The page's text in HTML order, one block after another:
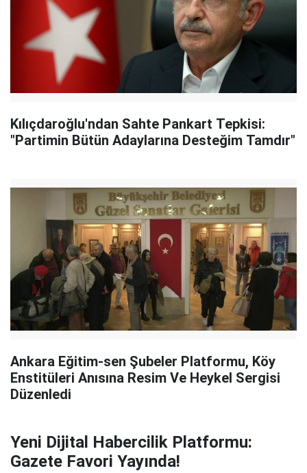
Kılıçdaroğlu'ndan Sahte Pankart Tepkisi:
"Partimin Bütün Adaylarına Desteğim Tamdır"
Ankara Eğitim-sen Şubeler Platformu, Köy
Enstitüleri Anısına Resim Ve Heykel Sergisi
Düzenledi
Yeni Dijital Habercilik Platformu:
Gazete Favori Yayında!